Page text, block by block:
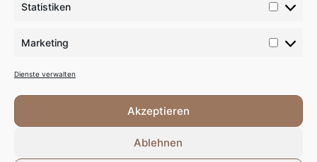
Statistiken
Marketing
Dienste verwalten
Akzeptieren
Ablehnen
ABSENDEN
FACEBOOK